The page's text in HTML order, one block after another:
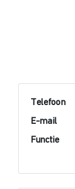
Telefoon
E-mail
Functie